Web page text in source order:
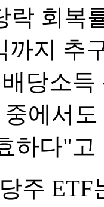
락 회복
까지 추
당소
에서
하다"고
주